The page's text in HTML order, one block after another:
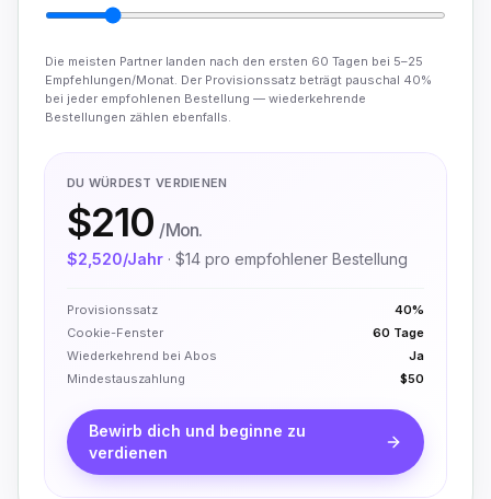
Die meisten Partner landen nach den ersten 60 Tagen bei 5–25
Empfehlungen/Monat. Der Provisionssatz beträgt pauschal 40%
bei jeder empfohlenen Bestellung — wiederkehrende
Bestellungen zählen ebenfalls.
DU WÜRDEST VERDIENEN
$210 /Mon.
$2,520/Jahr · $14 pro empfohlener Bestellung
Provisionssatz
40%
Cookie-Fenster
60 Tage
Wiederkehrend bei Abos
Ja
Mindestauszahlung
$50
Bewirb dich und beginne zu
verdienen